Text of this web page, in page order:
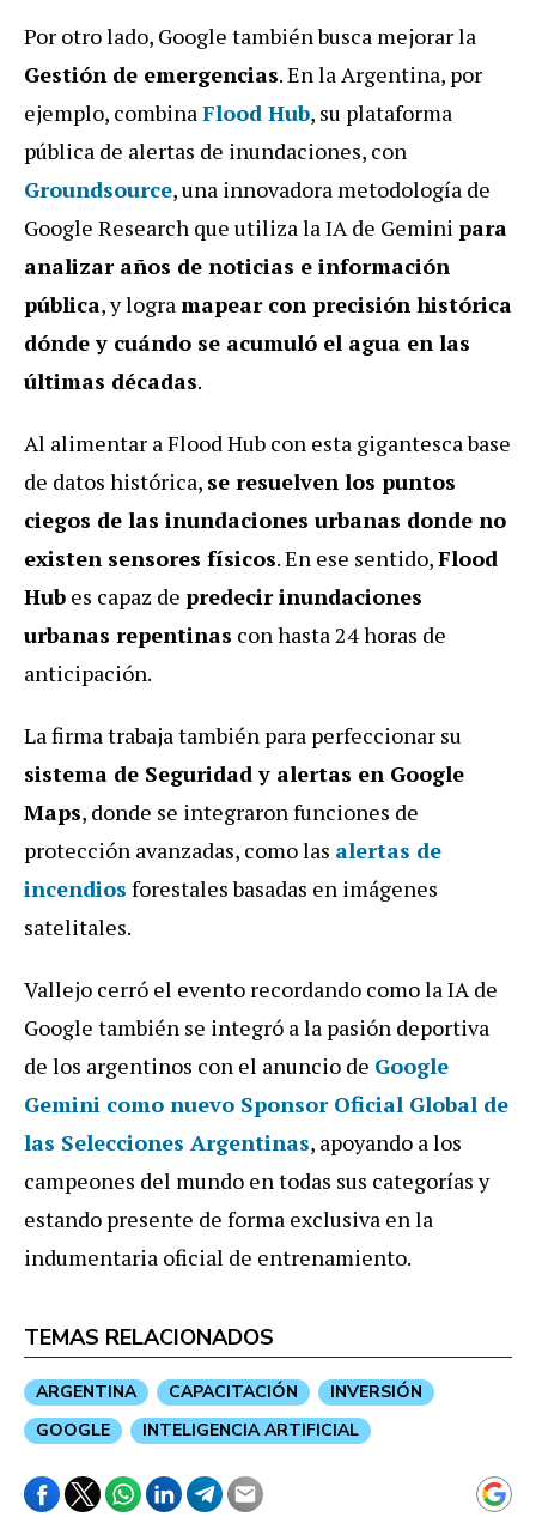
Por otro lado, Google también busca mejorar la
Gestión de emergencias.En la Argentina, por
ejemplo, combina Flood Hub, su plataforma
pública de alertas de inundaciones, con
Groundsource, una innovadora metodología de
Google Research que utiliza la IA de Gemini para
analizar años de noticias e información
pública, y logra mapear con precisión histórica
dónde y cuándo se acumuló el agua en las
últimas décadas.
Al alimentar a Flood Hub con esta gigantesca base
de datos histórica, se resuelven los puntos
ciegos de las inundaciones urbanas donde no
existen sensores físicos. En ese sentido,Flood
Hub es capaz de predecir inundaciones
urbanas repentinas con hasta 24 horas de
anticipación.
La firma trabaja también para perfeccionar su
sistema de Seguridad y alertas en Google
Maps, donde se integraron funciones de
protección avanzadas, como las alertas de
incendios forestales basadas en imágenes
satelitales.
Vallejo cerró el evento recordando como la IA de
Google también se integró a la pasión deportiva
de los argentinos con el anuncio de Google
Gemini como nuevo Sponsor Oficial Global de
las Selecciones Argentinas, apoyando a los
campeones del mundo en todas sus categorías y
estando presente de forma exclusiva en la
indumentaria oficial de entrenamiento.
TEMAS RELACIONADOS
ARGENTINA CAPACITACIÓN
INVERSIÓN
GOOGLE
INTELIGENCIA ARTIFICIAL